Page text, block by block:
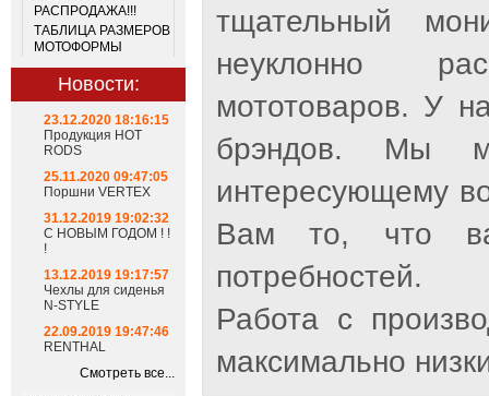
РАСПРОДАЖА!!!
ТАБЛИЦА РАЗМЕРОВ
МОТОФОРМЫ
Новости:
23.12.2020 18:16:15
Продукция HOT
RODS
25.11.2020 09:47:05
Поршни VERTEX
31.12.2019 19:02:32
С НОВЫМ ГОДОМ ! !
!
13.12.2019 19:17:57
Чехлы для сиденья
N-STYLE
22.09.2019 19:47:46
RENTHAL
Смотреть все...
тщательный
неуклонно
мототоваров. У
брэндов. Мы
интересующему
Вам то, что
потребностей.
Работа с
максимально